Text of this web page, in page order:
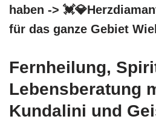
haben ->
für das ganze Gebiet
Fernheilung,
Lebensberatung
Kundalini und